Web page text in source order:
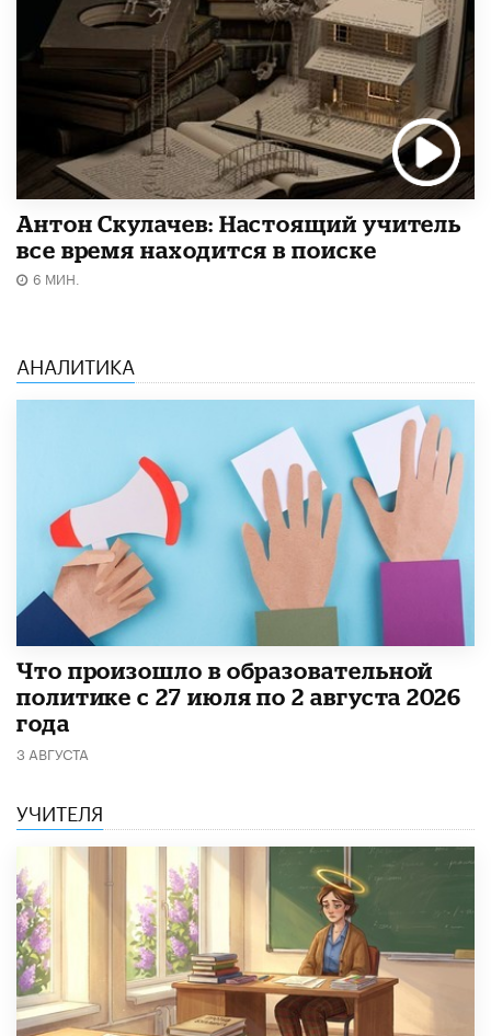
Антон Скулачев: Настоящий учитель
все время находится в поиске
6 МИН.
АНАЛИТИКА
​Что произошло в образовательной
политике с 27 июля по 2 августа 2026
года
3 АВГУСТА
УЧИТЕЛЯ